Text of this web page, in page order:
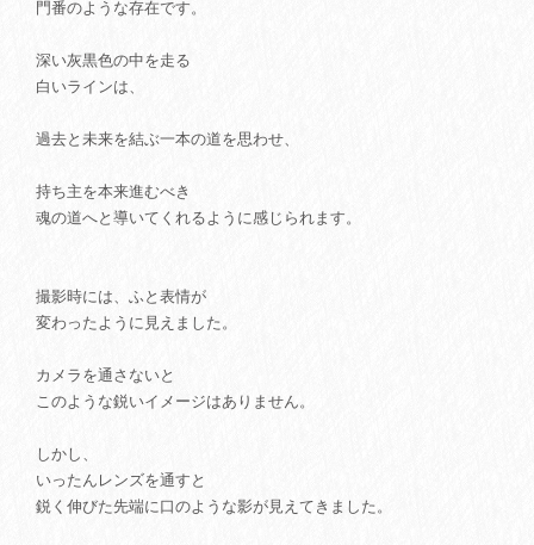
門番のような存在です。
深い灰黒色の中を走る
白いラインは、
過去と未来を結ぶ一本の道を思わせ、
持ち主を本来進むべき
魂の道へと導いてくれるように感じられます。
撮影時には、ふと表情が
変わったように見えました。
カメラを通さないと
このような鋭いイメージはありません。
しかし、
いったんレンズを通すと
鋭く伸びた先端に口のような影が見えてきました。